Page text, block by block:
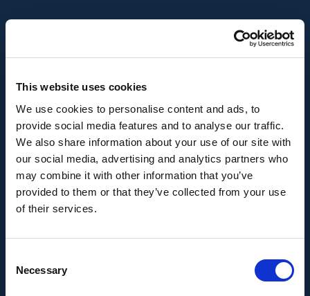
This website uses cookies
We use cookies to personalise content and ads, to
provide social media features and to analyse our traffic.
We also share information about your use of our site with
our social media, advertising and analytics partners who
may combine it with other information that you’ve
provided to them or that they’ve collected from your use
of their services.
Selection
Necessary
INNOVACIÓN Y DESARROLLO DE ANDALUCÍA
IDEA
Se ha recibido un incentivo de la Agencia de
Innovación y Desarrollo de Andalucía IDEA, de la
Junta de Andalucía, por un importe de
Europea a través del Fondo Europeo de
Desarrollo Regional, FEDER para la realización del
proyecto AMPLIACIÓN DE CAPACIDAD DE